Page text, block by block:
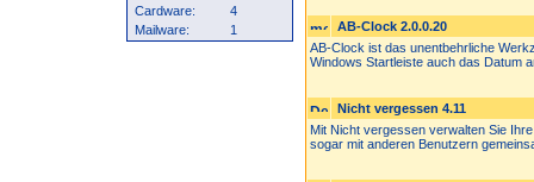
Cardware:
4
Mailware:
1
AB-Clock 2.0.0.20
AB-Clock ist das unentbehrliche
Windows Startleiste auch das Datum
Nicht vergessen 4.11
Mit Nicht vergessen verwalten Sie
sogar mit anderen Benutzern